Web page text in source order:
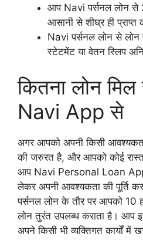
आप Navi पर्सनल लोन
आसानी से शीघ्र ही
Navi पर्सनल लोन से लोन
स्टेटमेंट या वेतन स्लिप
कितना लोन
Navi App से
अगर आपको अपनी किसी
की जरुरत है, और आपको कोई
आप Navi Personal Loan App
लेकर अपनी आवश्यकता की पूर्ति
पर्सनल लोन के तौर पर आपको
लोन तुरंत उपलब्ध कराता है। आप
अपने किसी भी व्यक्तिगत कार्यों में